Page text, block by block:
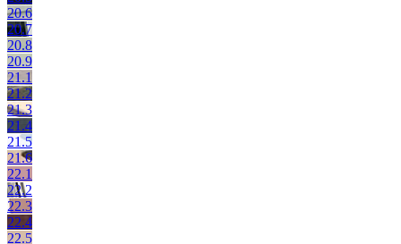
20.6
20.7
20.8
20.9
21.1
21.2
21.3
21.4
21.5
21.6
22.1
22.2
22.3
22.4
22.5